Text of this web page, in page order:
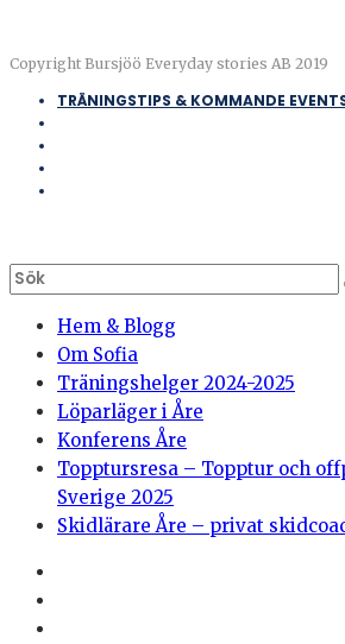
Copyright Bursjöö Everyday stories AB 2019
TRÄNINGSTIPS & KOMMANDE
Hem & Blogg
Om Sofia
Träningshelger 2024-2025
Löparläger i Åre
Konferens Åre
Topptursresa – Topptur och
Sverige 2025
Skidlärare Åre – privat